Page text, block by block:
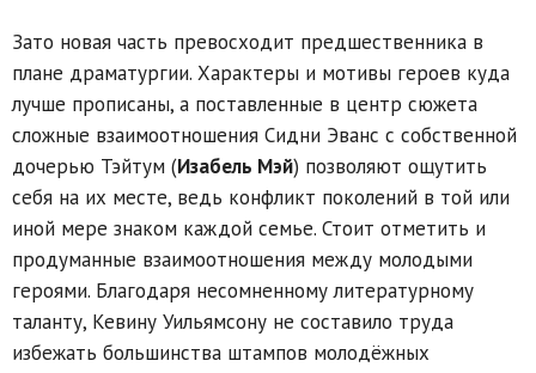
Зато новая часть превосходит предшественника в
плане драматургии. Характеры и мотивы героев куда
лучше прописаны, а поставленные в центр сюжета
сложные взаимоотношения Сидни Эванс с собственной
дочерью Тэйтум (Изабель Мэй) позволяют ощутить
себя на их месте, ведь конфликт поколений в той или
иной мере знаком каждой семье. Стоит отметить и
продуманные взаимоотношения между молодыми
героями. Благодаря несомненному литературному
таланту, Кевину Уильямсону не составило труда
избежать большинства штампов молодёжных